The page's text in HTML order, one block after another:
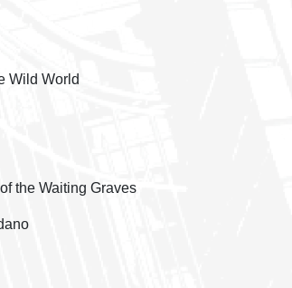
Wild World
the Waiting Graves